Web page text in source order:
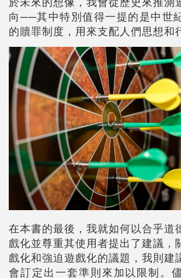
向──其中特別值得一提的是中世
的贖罪制度，用來支配人們思想和
在本書的最後，我就如何以合乎道
戲化並尊重其使用者提出了建議，
戲化和強迫遊戲化的議題，我則建
會訂定出一套準則來加以限制。